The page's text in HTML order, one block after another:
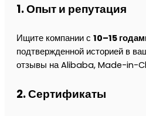
1. Опыт и репутация
Ищите компании с 10–15
подтвержденной историей в
отзывы на Alibaba, Made-in-
2. Сертификаты